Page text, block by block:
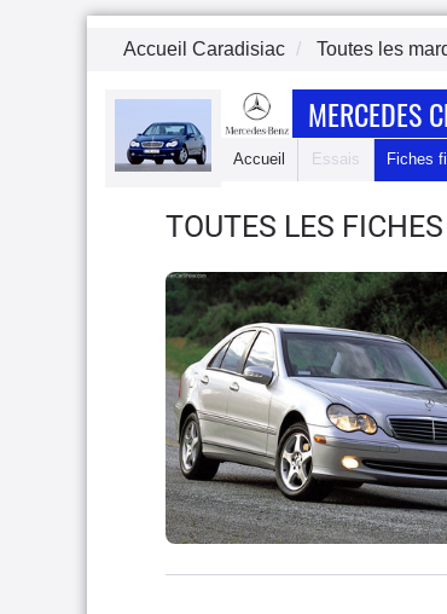
Accueil Caradisiac Toutes les
MERCEDES
Accueil Essais Fiches
TOUTES LES